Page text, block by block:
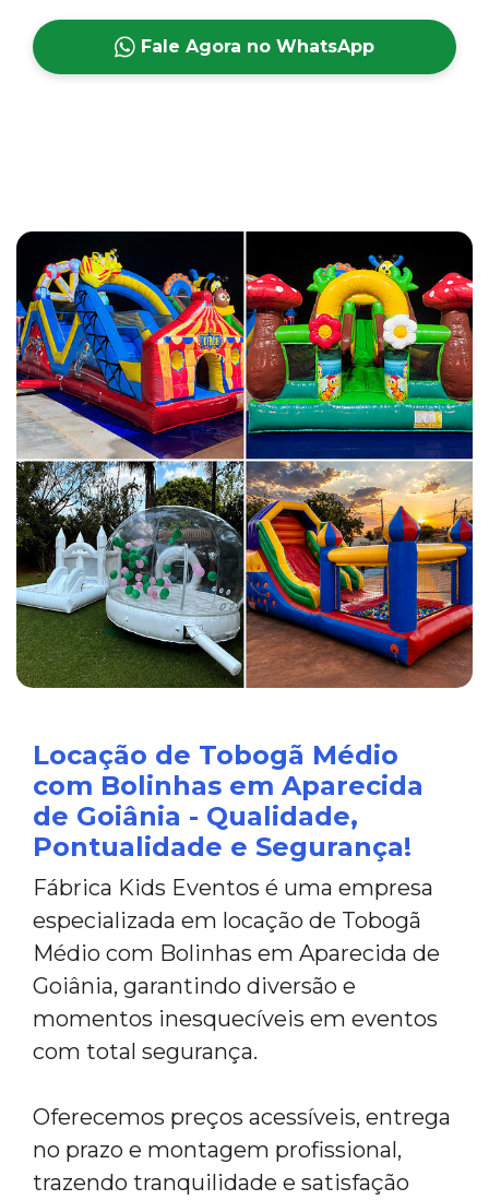
Fale Agora no WhatsApp
Locação de Tobogã Médio
com Bolinhas em Aparecida
de Goiânia - Qualidade,
Pontualidade e Segurança!
Fábrica Kids Eventos é uma empresa
especializada em locação de Tobogã
Médio com Bolinhas em Aparecida de
Goiânia, garantindo diversão e
momentos inesquecíveis em eventos
com total segurança.
Oferecemos preços acessíveis, entrega
no prazo e montagem profissional,
trazendo tranquilidade e satisfação